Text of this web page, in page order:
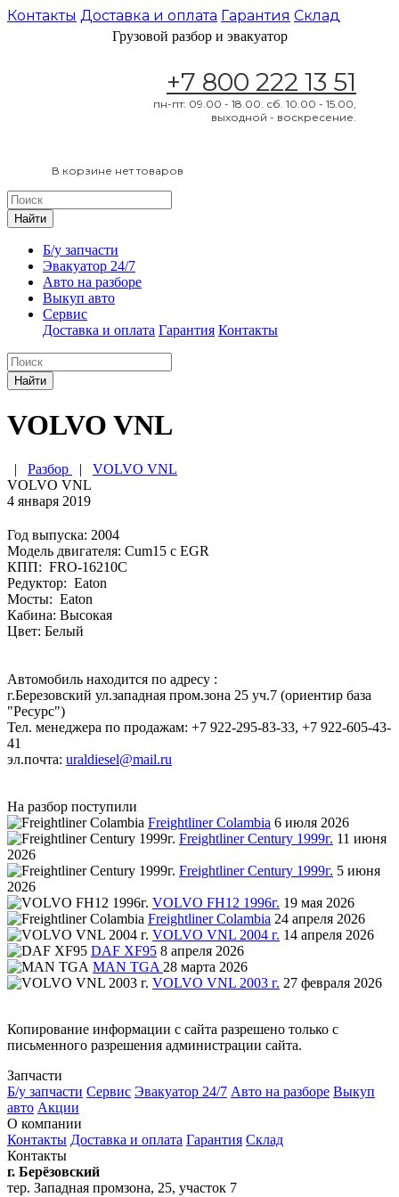
Контакты Доставка и оплата Гарантия Склад
Грузовой разбор и эвакуатор
+7 800 222 13 51
пн-пт: 09.00 - 18.00. сб. 10.00 - 15.00,
выходной - воскресение.
В корзине нет товаров
Найти
Б/у запчасти
Эвакуатор 24/7
Авто на разборе
Выкуп авто
Сервис
Доставка и оплата Гарантия Контакты
Найти
VOLVO VNL
| Разбор | VOLVO VNL
VOLVO VNL
4 января 2019
Год выпуска: 2004
Модель двигателя: Cum15 с EGR
КПП: FRO-16210C
Редуктор: Eaton
Мосты: Eaton
Кабина: Высокая
Цвет: Белый
Автомобиль находится по адресу :
г.Березовский ул.западная пром.зона 25 уч.7 (ориентир база
"Ресурс")
Тел. менеджера по продажам: +7 922-295-83-33, +7 922-605-43-
41
эл.почта: uraldiesel@mail.ru
На разбор поступили
Freightliner Colambia 6 июля 2026
Freightliner Century 1999г. 11 июня
2026
Freightliner Century 1999г. 5 июня
2026
VOLVO FH12 1996г. 19 мая 2026
Freightliner Colambia 24 апреля 2026
VOLVO VNL 2004 г. 14 апреля 2026
DAF XF95 8 апреля 2026
MAN TGA 28 марта 2026
VOLVO VNL 2003 г. 27 февраля 2026
Копирование информации с сайта разрешено только с
письменного разрешения администрации сайта.
Запчасти
Б/у запчасти Сервис Эвакуатор 24/7 Авто на разборе Выкуп
авто Акции
О компании
Контакты Доставка и оплата Гарантия Склад
Контакты
г. Берёзовский
тер. Западная промзона, 25, участок 7